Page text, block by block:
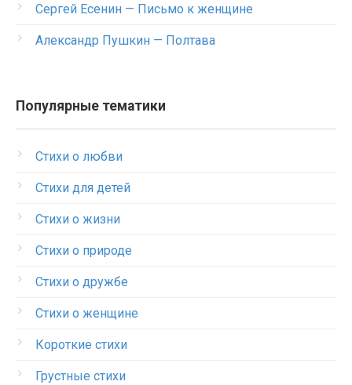
Сергей Есенин — Письмо к женщине
Александр Пушкин — Полтава
Популярные тематики
Стихи о любви
Стихи для детей
Стихи о жизни
Стихи о природе
Стихи о дружбе
Стихи о женщине
Короткие стихи
Грустные стихи